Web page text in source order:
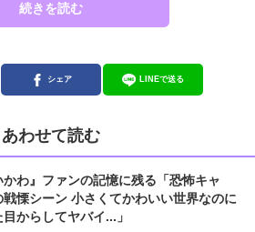
続きを読む
シェア LINEで送る
あわせて読む
かわ』ファンの記憶に残る「恐怖キャ
戦慄シーン 小さくてかわいい世界なのに
目からしてヤバイ...」